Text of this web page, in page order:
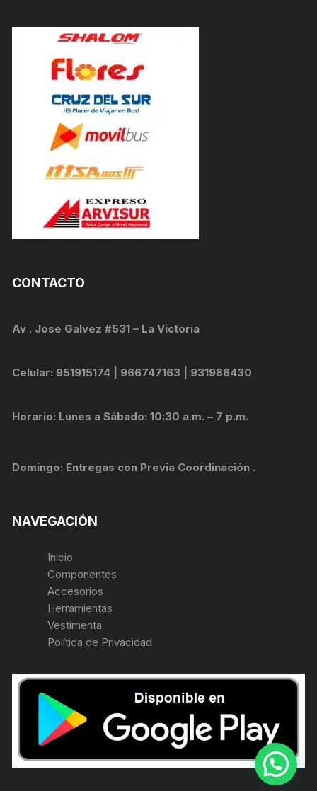
CONTACTO
Av . Jose Galvez #531 – La Victoria
Celular: 951915174 | 966747163 | 931986430
Horario: Lunes a Sábado: 10:30 a.m. – 7 p.m.
Domingo: Entregas con Previa Coordinación .
NAVEGACIÓN
Inicio
Componentes
Accesorios
Herramientas
Vestimenta
Política de Privacidad